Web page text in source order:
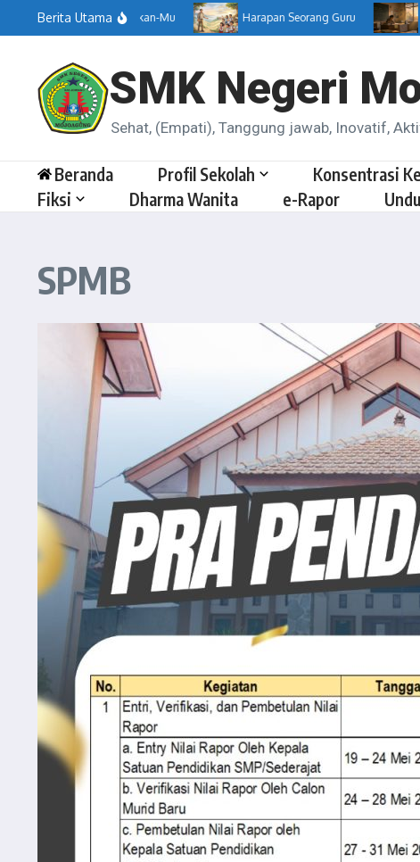
Berita Utama
Menemukan-Mu Harapan Seorang Guru
SMK Negeri
Sehat, (Empati), Tanggung jawab, Inovatif,
Beranda Profil Sekolah Konsentrasi
Fiksi
Dharma Wanita e-Rapor
SPMB